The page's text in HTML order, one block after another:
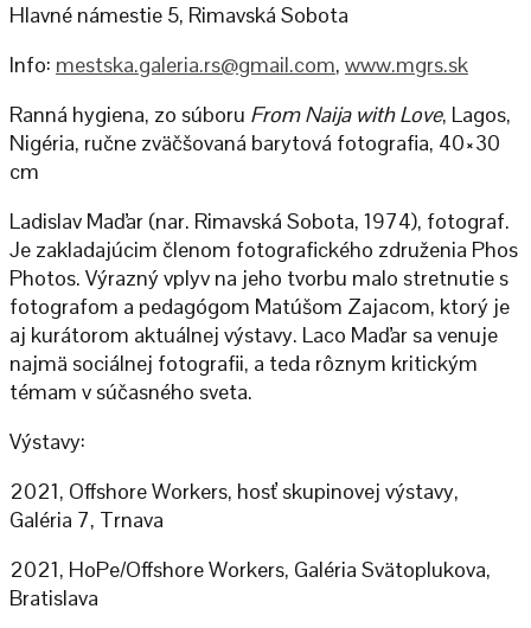
Hlavné námestie 5, Rimavská Sobota
Info: mestska.galeria.rs@gmail.com, www.mgrs.sk
Ranná hygiena, zo súboru From Naija with Love, Lagos,
Nigéria, ručne zväčšovaná barytová fotografia, 40×30
cm
Ladislav Maďar (nar. Rimavská Sobota, 1974), fotograf.
Je zakladajúcim členom fotografického združenia Phos
Photos. Výrazný vplyv na jeho tvorbu malo stretnutie s
fotografom a pedagógom Matúšom Zajacom, ktorý je
aj kurátorom aktuálnej výstavy. Laco Maďar sa venuje
najmä sociálnej fotografii, a teda rôznym kritickým
témam v súčasného sveta.
Výstavy:
2021, Offshore Workers, hosť skupinovej výstavy,
Galéria 7, Trnava
2021, HoPe/Offshore Workers, Galéria Svätoplukova,
Bratislava